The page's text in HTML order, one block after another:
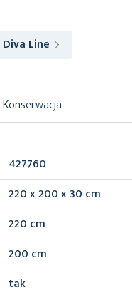
Diva Line
Konserwacja
427760
220 x 200 x 30 cm
220 cm
200 cm
tak